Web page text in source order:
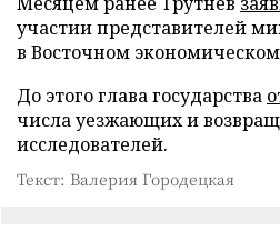
участии представителей
в Восточном
До этого глава государства
числа уезжающих и
исследователей.
Текст: Валерия Городецкая